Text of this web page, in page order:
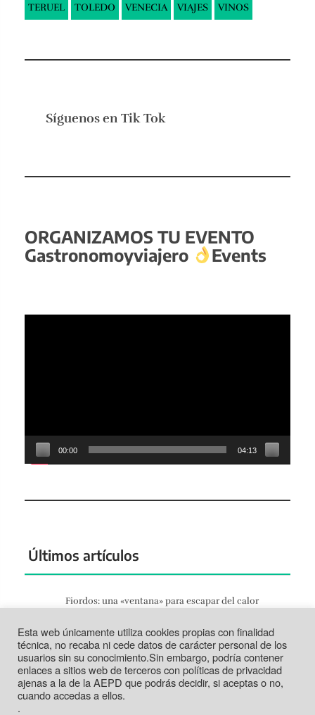
TERUEL TOLEDO VENECIA VIAJES VINOS
Síguenos en Tik Tok
ORGANIZAMOS TU EVENTO
Gastronomoyviajero
Events
00:00 04:13
Últimos artículos
Fiordos: una «ventana» para escapar del calor
Tortosa: la vida según el Ebro
Jun 21, 2026
Tabarca: más que un trozo de piedra
Jun 14, 2026
Esta web únicamente utiliza cookies propias con finalidad
técnica, no recaba ni cede datos de carácter personal de los
usuarios sin su conocimiento.Sin embargo, podría contener
enlaces a sitios web de terceros con políticas de privacidad
ajenas a la de la AEPD que podrás decidir, si aceptas o no,
cuando accedas a ellos.
.